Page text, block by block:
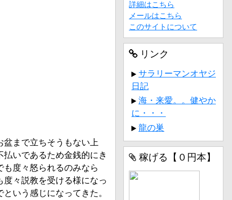
まで立ちそうもない上
いであるため金銭的にき
度々怒られるのみなら
々説教を受ける様になっ
いう感じになってきた。
詳細はこちら
メールはこちら
このサイトについて
リンク
サラリーマンオヤジ
日記
海・来愛。。健やか
に・・・
龍の巣
稼げる【０円本】